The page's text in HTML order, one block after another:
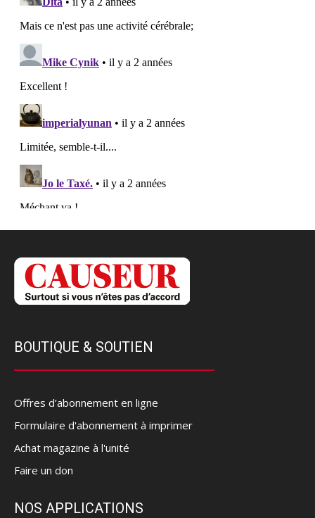
BOUTIQUE & SOUTIEN
Offres d’abonnement en ligne
Formulaire d'abonnement à imprimer
Achat magazine à l'unité
Faire un don
NOS APPLICATIONS